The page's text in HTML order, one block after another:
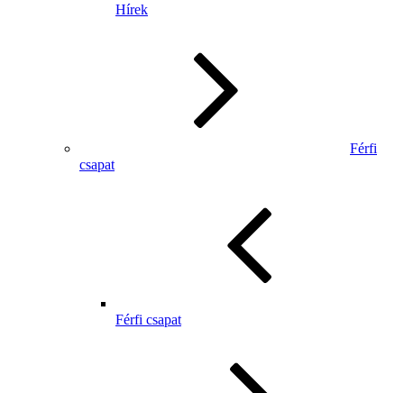
Hírek
Férfi
csapat
Férfi csapat